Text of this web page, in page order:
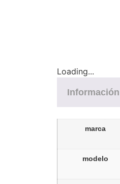
Loading...
marca
modelo